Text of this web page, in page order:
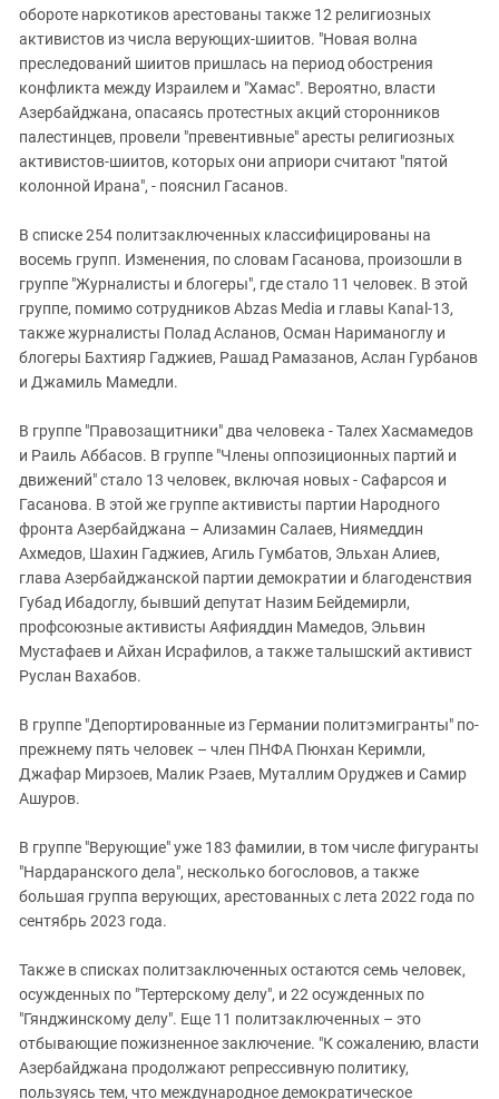
обороте наркотиков арестованы также 12 религиозных
активистов из числа верующих-шиитов. "Новая волна
преследований шиитов пришлась на период обострения
конфликта между Израилем и "Хамас". Вероятно, власти
Азербайджана, опасаясь протестных акций сторонников
палестинцев, провели "превентивные" аресты религиозных
активистов-шиитов, которых они априори считают "пятой
колонной Ирана", - пояснил Гасанов.
В списке 254 политзаключенных классифицированы на
восемь групп. Изменения, по словам Гасанова, произошли в
группе "Журналисты и блогеры", где стало 11 человек. В этой
группе, помимо сотрудников Abzas Media и главы Kanal-13,
также журналисты Полад Асланов, Осман Нариманоглу и
блогеры Бахтияр Гаджиев, Рашад Рамазанов, Аслан Гурбанов
и Джамиль Мамедли.
В группе "Правозащитники" два человека - Талех Хасмамедов
и Раиль Аббасов. В группе "Члены оппозиционных партий и
движений" стало 13 человек, включая новых - Сафарсоя и
Гасанова. В этой же группе активисты партии Народного
фронта Азербайджана – Ализамин Салаев, Ниямеддин
Ахмедов, Шахин Гаджиев, Агиль Гумбатов, Эльхан Алиев,
глава Азербайджанской партии демократии и благоденствия
Губад Ибадоглу, бывший депутат Назим Бейдемирли,
профсоюзные активисты Аяфияддин Мамедов, Эльвин
Мустафаев и Айхан Исрафилов, а также талышский активист
Руслан Вахабов.
В группе "Депортированные из Германии политэмигранты" по-
прежнему пять человек – член ПНФА Пюнхан Керимли,
Джафар Мирзоев, Малик Рзаев, Муталлим Оруджев и Самир
Ашуров.
В группе "Верующие" уже 183 фамилии, в том числе фигуранты
"Нардаранского дела", несколько богословов, а также
большая группа верующих, арестованных с лета 2022 года по
сентябрь 2023 года.
Также в списках политзаключенных остаются семь человек,
осужденных по "Тертерскому делу", и 22 осужденных по
"Гянджинскому делу". Еще 11 политзаключенных – это
отбывающие пожизненное заключение. "К сожалению, власти
Азербайджана продолжают репрессивную политику,
пользуясь тем, что международное демократическое